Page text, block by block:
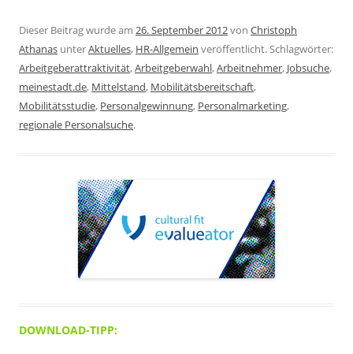
Dieser Beitrag wurde am 26. September 2012von Christoph
Athanas unterAktuelles, HR-Allgemein veröffentlicht. Schlagwörter:
Arbeitgeberattraktivität,Arbeitgeberwahl,Arbeitnehmer, Jobsuche,
meinestadt.de, Mittelstand, Mobilitätsbereitschaft,
Mobilitätsstudie, Personalgewinnung, Personalmarketing,
regionale Personalsuche.
DOWNLOAD-TIPP: